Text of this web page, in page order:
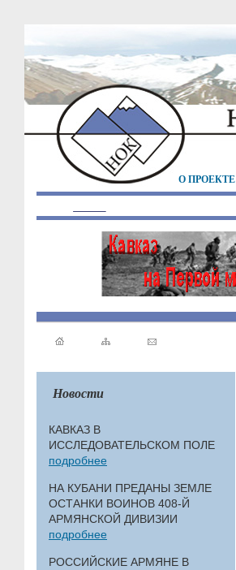
О ПРОЕКТЕ
Новости
КАВКАЗ В
ИССЛЕДОВАТЕЛЬСКОМ ПОЛЕ
подробнее
НА КУБАНИ ПРЕДАНЫ ЗЕМЛЕ
ОСТАНКИ ВОИНОВ 408-Й
АРМЯНСКОЙ ДИВИЗИИ
подробнее
РОССИЙСКИЕ АРМЯНЕ В